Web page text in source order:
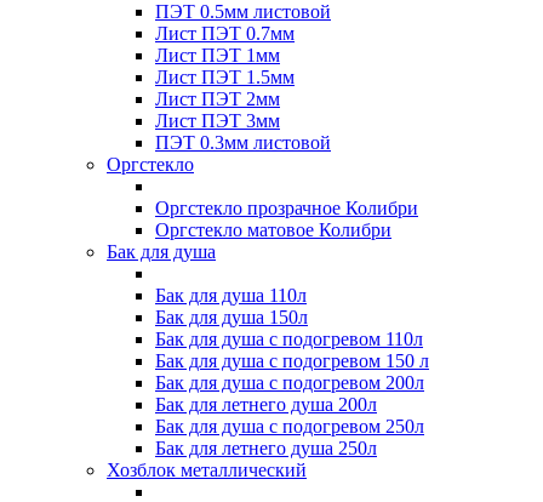
ПЭТ 0.5мм листовой
Лист ПЭТ 0.7мм
Лист ПЭТ 1мм
Лист ПЭТ 1.5мм
Лист ПЭТ 2мм
Лист ПЭТ 3мм
ПЭТ 0.3мм листовой
Оргстекло
Оргстекло прозрачное Колибри
Оргстекло матовое Колибри
Бак для душа
Бак для душа 110л
Бак для душа 150л
Бак для душа с подогревом 110л
Бак для душа с подогревом 150 л
Бак для душа с подогревом 200л
Бак для летнего душа 200л
Бак для душа с подогревом 250л
Бак для летнего душа 250л
Хозблок металлический